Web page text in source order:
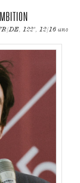
DE, 122', 12/16 ans